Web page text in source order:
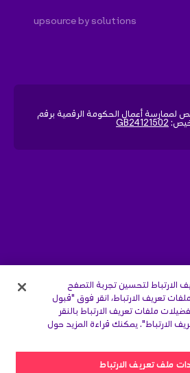
لممارسة أعمال الحكومة الرقمية برقم
GB24121502
لتحسين تجربة التصفح
تعريف الارتباط، انقر فوق "قبول
ملفات تعريف الارتباط بالنقر
الارتباط". يمكنك قراءة المزيد حول
ملف تعريف الارتباط